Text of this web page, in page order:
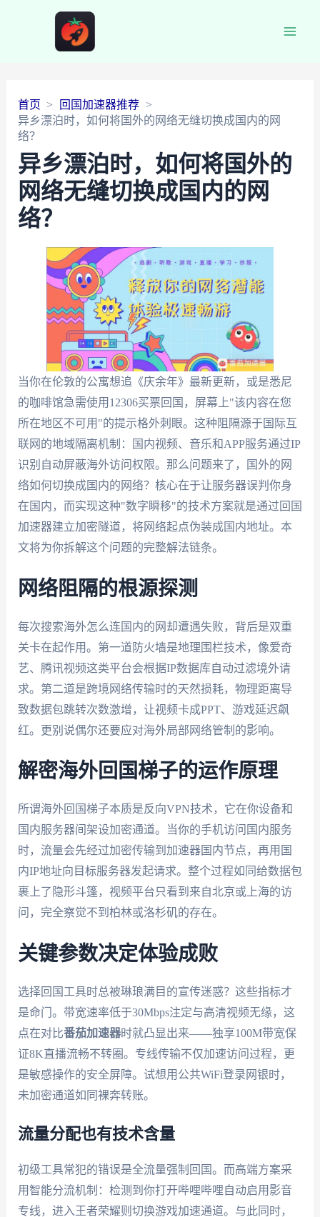
首页
回国加速器推荐
异乡漂泊时，如何将国外的网络无缝切换成国内的网
络？
异乡漂泊时，如何将国外的
网络无缝切换成国内的网
络？
当你在伦敦的公寓想追《庆余年》最新更新，或是悉尼
的咖啡馆急需使用12306买票回国，屏幕上"该内容在您
所在地区不可用"的提示格外刺眼。这种阻隔源于国际互
联网的地域隔离机制：国内视频、音乐和APP服务通过IP
识别自动屏蔽海外访问权限。那么问题来了，国外的网
络如何切换成国内的网络？核心在于让服务器误判你身
在国内，而实现这种"数字瞬移"的技术方案就是通过回国
加速器建立加密隧道，将网络起点伪装成国内地址。本
文将为你拆解这个问题的完整解法链条。
网络阻隔的根源探测
每次搜索海外怎么连国内的网却遭遇失败，背后是双重
关卡在起作用。第一道防火墙是地理围栏技术，像爱奇
艺、腾讯视频这类平台会根据IP数据库自动过滤境外请
求。第二道是跨境网络传输时的天然损耗，物理距离导
致数据包跳转次数激增，让视频卡成PPT、游戏延迟飙
红。更别说偶尔还要应对海外局部网络管制的影响。
解密海外回国梯子的运作原理
所谓海外回国梯子本质是反向VPN技术，它在你设备和
国内服务器间架设加密通道。当你的手机访问国内服务
时，流量会先经过加密传输到加速器国内节点，再用国
内IP地址向目标服务器发起请求。整个过程如同给数据包
裹上了隐形斗篷，视频平台只看到来自北京或上海的访
问，完全察觉不到柏林或洛杉矶的存在。
关键参数决定体验成败
选择回国工具时总被琳琅满目的宣传迷惑？这些指标才
是命门。带宽速率低于30Mbps注定与高清视频无缘，这
点在对比番茄加速器时就凸显出来——独享100M带宽保
证8K直播流畅不转圈。专线传输不仅加速访问过程，更
是敏感操作的安全屏障。试想用公共WiFi登录网银时，
未加密通道如同裸奔转账。
流量分配也有技术含量
初级工具常犯的错误是全流量强制回国。而高端方案采
用智能分流机制：检测到你打开哔哩哔哩自动启用影音
专线，进入王者荣耀则切换游戏加速通道。与此同时，